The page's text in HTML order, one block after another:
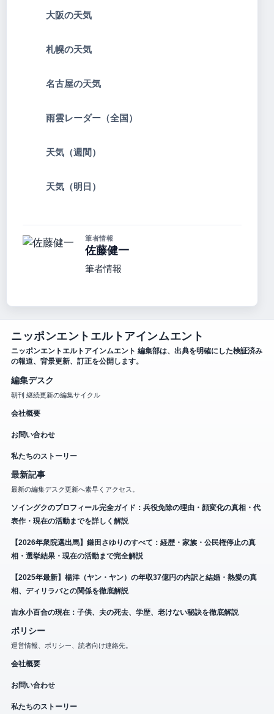
大阪の天気
札幌の天気
名古屋の天気
雨雲レーダー（全国）
天気（週間）
天気（明日）
筆者情報
佐藤健一
筆者情報
ニッポンエントエルトアインムエント
ニッポンエントエルトアインムエント 編集部は、出典を明確にした検証済み
の報道、背景更新、訂正を公開します。
編集デスク
朝刊 継続更新の編集サイクル
会社概要
お問い合わせ
私たちのストーリー
最新記事
最新の編集デスク更新へ素早くアクセス。
ソイングクのプロフィール完全ガイド：兵役免除の理由・顔変化の真相・代
表作・現在の活動までを詳しく解説
【2026年衆院選出馬】鎌田さゆりのすべて：経歴・家族・公民権停止の真
相・選挙結果・現在の活動まで完全解説
【2025年最新】楊洋（ヤン・ヤン）の年収37億円の内訳と結婚・熱愛の真
相、ディリラバとの関係を徹底解説
吉永小百合の現在：子供、夫の死去、学歴、老けない秘訣を徹底解説
ポリシー
運営情報、ポリシー、読者向け連絡先。
会社概要
お問い合わせ
私たちのストーリー